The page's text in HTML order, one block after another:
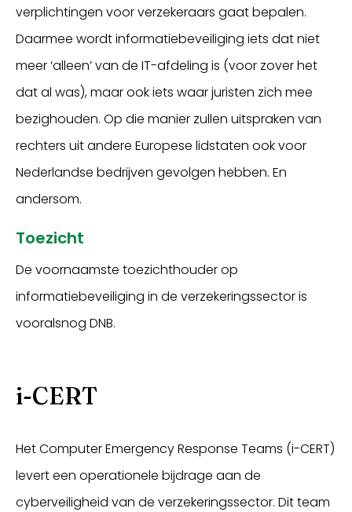
verplichtingen voor verzekeraars gaat bepalen.
Daarmee wordt informatiebeveiliging iets dat niet
meer ‘alleen’ van de IT-afdeling is (voor zover het
dat al was), maar ook iets waar juristen zich mee
bezighouden. Op die manier zullen uitspraken van
rechters uit andere Europese lidstaten ook voor
Nederlandse bedrijven gevolgen hebben. En
andersom.
Toezicht
De voornaamste toezichthouder op
informatiebeveiliging in de verzekeringssector is
vooralsnog DNB.
i-CERT
Het Computer Emergency Response Teams (i-CERT)
levert een operationele bijdrage aan de
cyberveiligheid van de verzekeringssector. Dit team